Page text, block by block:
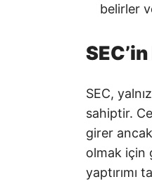
belirler
SEC,
sahiptir.
girer
olmak için
yaptırımı